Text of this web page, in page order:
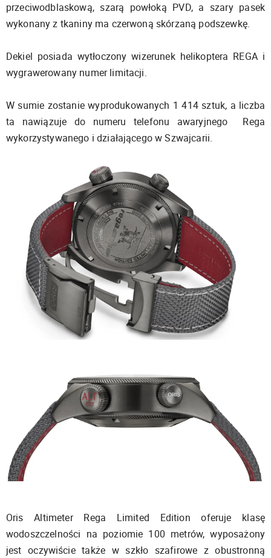
przeciwodblaskową, szarą powłoką PVD, a szary pasek
wykonany z tkaniny ma czerwoną skórzaną podszewkę.
Dekiel posiada wytłoczony wizerunek helikoptera REGA i
wygrawerowany numer limitacji.
W sumie zostanie wyprodukowanych 1 414 sztuk, a liczba
ta nawiązuje do numeru telefonu awaryjnego Rega
wykorzystywanego i działającego w Szwajcarii.
Oris Altimeter Rega Limited Edition oferuje klasę
wodoszczelności na poziomie 100 metrów, wyposażony
jest oczywiście także w szkło szafirowe z obustronną